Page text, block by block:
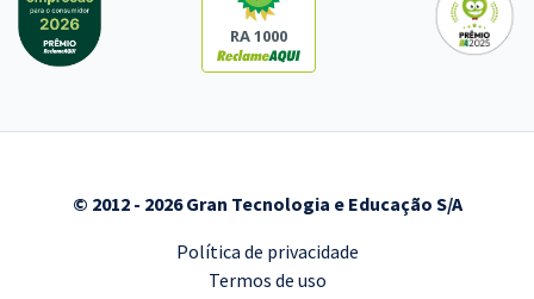
RA 1000
© 2012 - 2026 Gran Tecnologia e Educação S/A
Política de privacidade
Termos de uso